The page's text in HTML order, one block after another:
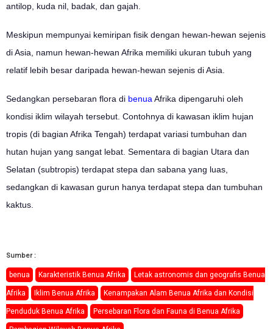
antilop, kuda nil, badak, dan gajah.
Meskipun mempunyai kemiripan fisik dengan hewan-hewan sejenis
di Asia, namun hewan-hewan Afrika memiliki ukuran tubuh yang
relatif lebih besar daripada hewan-hewan sejenis di Asia.
Sedangkan persebaran flora di benua Afrika dipengaruhi oleh
kondisi iklim wilayah tersebut. Contohnya di kawasan iklim hujan
tropis (di bagian Afrika Tengah) terdapat variasi tumbuhan dan
hutan hujan yang sangat lebat. Sementara di bagian Utara dan
Selatan (subtropis) terdapat stepa dan sabana yang luas,
sedangkan di kawasan gurun hanya terdapat stepa dan tumbuhan
kaktus.
Sumber :
benua Karakteristik Benua Afrika Letak astronomis dan geografis Benua
Afrika Iklim Benua Afrika Kenampakan Alam Benua Afrika dan Kondisi
Penduduk Benua Afrika Persebaran Flora dan Fauna di Benua Afrika